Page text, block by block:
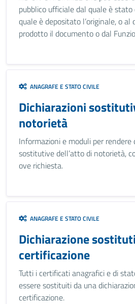
pubblico ufficiale dal quale è stato
quale è depositato l’originale, o al
prodotto il documento o dal
ANAGRAFE E STATO CIVILE
Dichiarazioni
notorietà
Informazioni e moduli per rendere
sostitutive dell’atto di notorietà,
ove richiesta.
ANAGRAFE E STATO CIVILE
Dichiarazione
certificazione
Tutti i certificati anagrafici e di
essere sostituiti da una
certificazione.